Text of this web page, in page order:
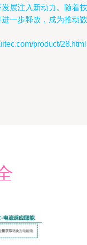
展注入新动力。随着技
一步释放，成为推动数
product/28.html